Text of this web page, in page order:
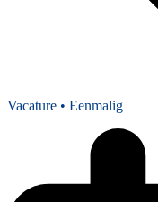
Vacature • Eenmalig